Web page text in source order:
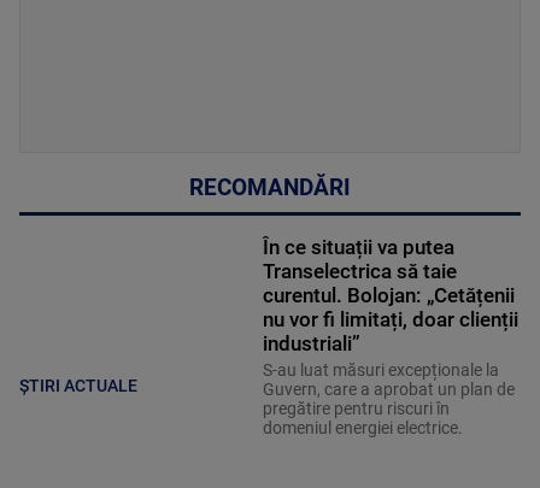
RECOMANDĂRI
ȘTIRI ACTUALE
În ce situații va putea
Transelectrica să taie
curentul. Bolojan: „Cetățenii
nu vor fi limitați, doar clienții
industriali”
S-au luat măsuri excepționale la
Guvern, care a aprobat un plan de
pregătire pentru riscuri în
domeniul energiei electrice.